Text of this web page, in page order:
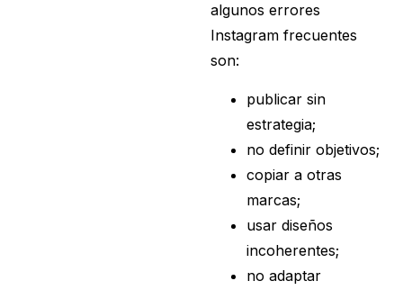
algunos errores
Instagram frecuentes
son:
publicar sin
estrategia;
no definir objetivos;
copiar a otras
marcas;
usar diseños
incoherentes;
no adaptar